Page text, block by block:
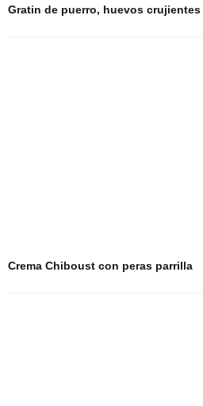
Gratin de puerro, huevos
Crema Chiboust con peras parrilla